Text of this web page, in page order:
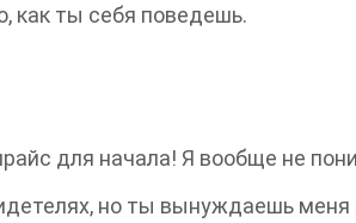
как ты себя поведешь.
для начала! Я вообще не
но ты вынуждаешь